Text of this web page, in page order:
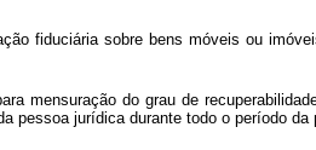
fiduciária sobre bens móveis ou
mensuração do grau de
pessoa jurídica durante todo o período